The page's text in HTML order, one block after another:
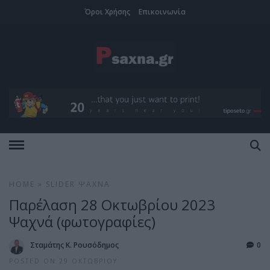
Όροι Χρήσης Επικοινωνία
HOME SLIDER ΨΑΧΝΆ
Παρέλαση 28 Οκτωβρίου 2023
Ψαχνά (φωτογραφίες)
Σταμάτης Κ. Ρουσόδημος
POSTED ON 29 ΟΚΤΩΒΡΊΟΥ
0